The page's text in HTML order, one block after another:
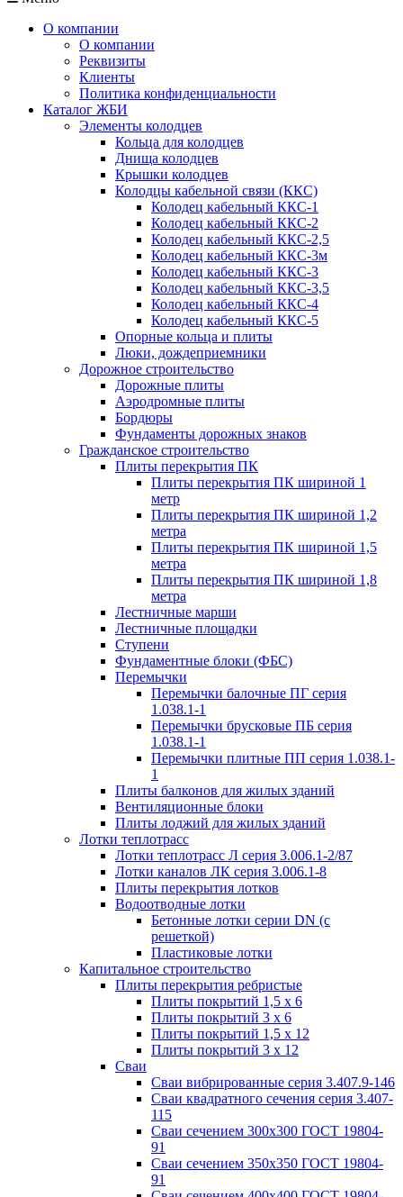
О компании
О компании
Реквизиты
Клиенты
Политика конфиденциальности
Каталог ЖБИ
Элементы колодцев
Кольца для колодцев
Днища колодцев
Крышки колодцев
Колодцы кабельной связи (ККС)
Колодец кабельный ККС-1
Колодец кабельный ККС-2
Колодец кабельный ККС-2,5
Колодец кабельный ККС-3м
Колодец кабельный ККС-3
Колодец кабельный ККС-3,5
Колодец кабельный ККС-4
Колодец кабельный ККС-5
Опорные кольца и плиты
Люки, дождеприемники
Дорожное строительство
Дорожные плиты
Аэродромные плиты
Бордюры
Фундаменты дорожных знаков
Гражданское строительство
Плиты перекрытия ПК
Плиты перекрытия ПК шириной 1
метр
Плиты перекрытия ПК шириной 1,2
метра
Плиты перекрытия ПК шириной 1,5
метра
Плиты перекрытия ПК шириной 1,8
метра
Лестничные марши
Лестничные площадки
Ступени
Фундаментные блоки (ФБС)
Перемычки
Перемычки балочные ПГ серия
1.038.1-1
Перемычки брусковые ПБ серия
1.038.1-1
Перемычки плитные ПП серия 1.038.1-
1
Плиты балконов для жилых зданий
Вентиляционные блоки
Плиты лоджий для жилых зданий
Лотки теплотрасс
Лотки теплотрасс Л серия 3.006.1-2/87
Лотки каналов ЛК серия 3.006.1-8
Плиты перекрытия лотков
Водоотводные лотки
Бетонные лотки серии DN (с
решеткой)
Пластиковые лотки
Капитальное строительство
Плиты перекрытия ребристые
Плиты покрытий 1,5 x 6
Плиты покрытий 3 x 6
Плиты покрытий 1,5 x 12
Плиты покрытий 3 x 12
Сваи
Сваи вибрированные серия 3.407.9-146
Сваи квадратного сечения серия 3.407-
115
Сваи сечением 300х300 ГОСТ 19804-
91
Сваи сечением 350х350 ГОСТ 19804-
91